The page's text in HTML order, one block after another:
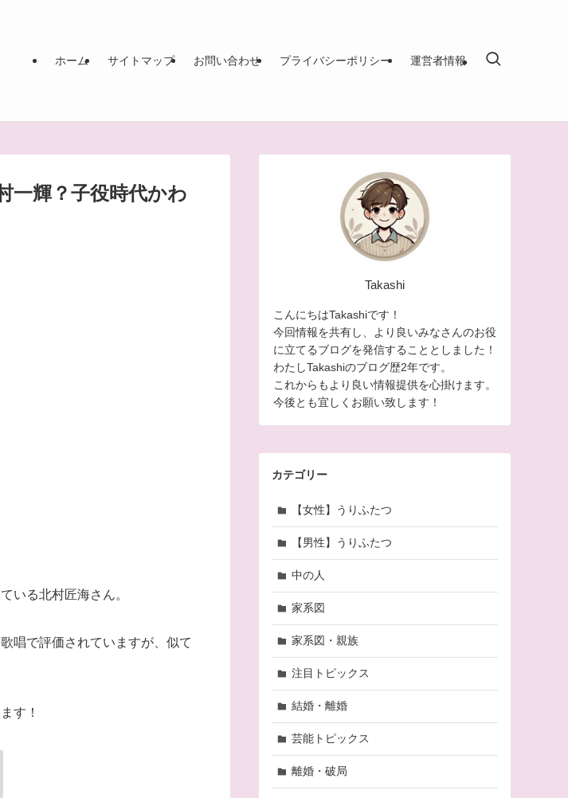
ホーム サイトマップ お問い合わせ プライバシーポリシー 運営者情報
一輝？子役時代かわ
いる北村匠海さん。
唱で評価されていますが、似て
す！
Takashi
こんにちはTakashiです！
今回情報を共有し、より良いみなさんのお役
に立てるブログを発信することとしました！
わたしTakashiのブログ歴2年です。
これからもより良い情報提供を心掛けます。
今後とも宜しくお願い致します！
カテゴリー
【女性】うりふたつ
【男性】うりふたつ
中の人
家系図
家系図・親族
注目トピックス
結婚・離婚
芸能トピックス
離婚・破局